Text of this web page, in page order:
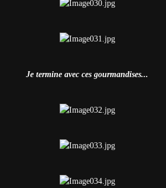
Je termine avec ces gourmandises...